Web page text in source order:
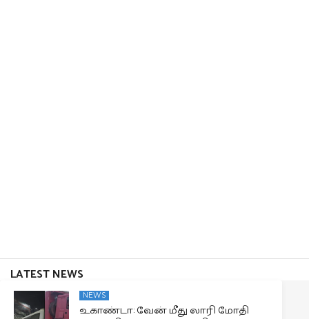
LATEST NEWS
NEWS
உகாண்டா: வேன் மீது லாரி மோதி